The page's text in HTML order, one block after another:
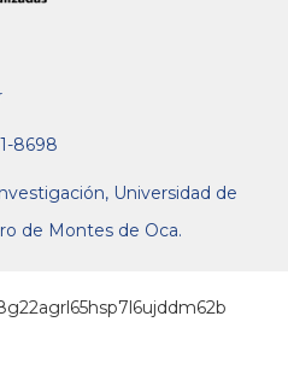
8698
Universidad de
de Montes de Oca.